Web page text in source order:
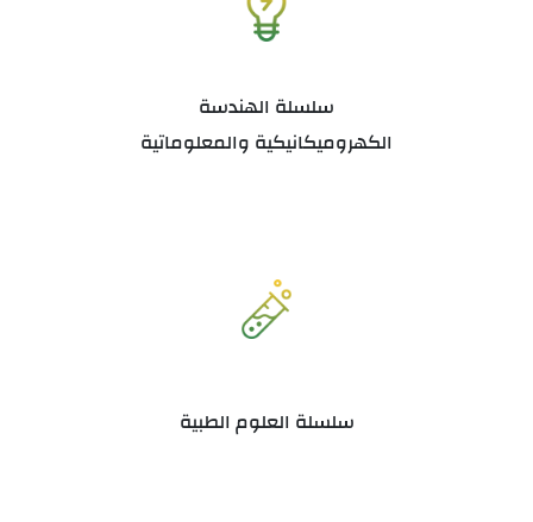
سلسلة الهندسة
الكهروميكانيكية والمعلوماتية
سلسلة العلوم الطبية